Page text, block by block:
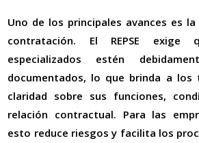
Uno de los principales avances es
contratación. El REPSE exige
especializados estén
documentados, lo que brinda a los
claridad sobre sus funciones,
relación contractual. Para las
esto reduce riesgos y facilita los